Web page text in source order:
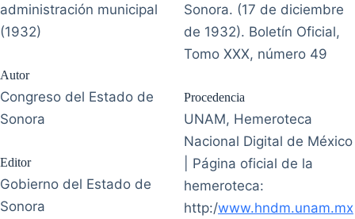
administración municipal
(1932)
Autor
Congreso del Estado de
Sonora
Editor
Gobierno del Estado de
Sonora
Sonora. (17 de diciembre
de 1932). Boletín Oficial,
Tomo XXX, número 49
Procedencia
UNAM, Hemeroteca
Nacional Digital de México
hemeroteca:
http:/www.hndm.unam.mx